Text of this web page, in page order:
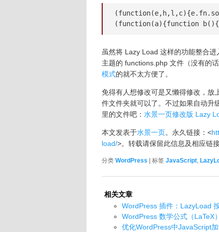
(function(a){function
虽然将 Lazy Load 这样的功能整合
主题的 functions.php 文件（没有的
模式的就不太方便了。
免得有人想修改可是又懒得修改，放
件文件夹就可以了。不过如果自动升
里的文件吧： 水景一页修改版 Lazy
本文发表于水景一页。永久链接：<
load/>。转载请保留此信息及相应链接
分类 WordPress | 标签 JavaScript
相关文章
WordPress 插件：LazyLoad
WordPress 数学公式（LaTeX
优化WordPress中JavaScript